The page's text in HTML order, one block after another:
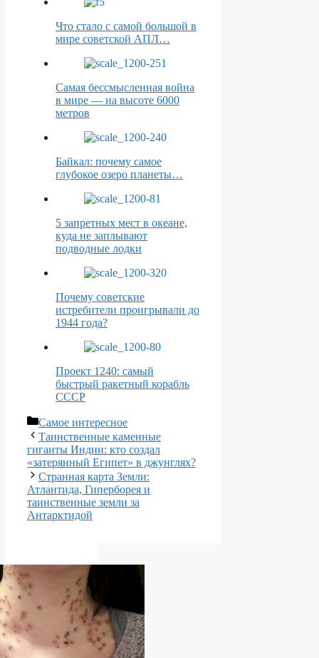
Что стало с самой большой в
мире советской АПЛ…
Самая бессмысленная война
в мире — на высоте 6000
метров
Байкал: почему самое
глубокое озеро планеты…
5 запретных мест в океане,
куда не заплывают
подводные лодки
Почему советские
истребители проигрывали до
1944 года?
Проект 1240: самый
быстрый ракетный корабль
СССР
Рубрики
Самое интересное
Таинственные каменные
гиганты Индии: кто создал
«затерянный Египет» в джунглях?
Странная карта Земли:
Атлантида, Гиперборея и
таинственные земли за
Антарктидой